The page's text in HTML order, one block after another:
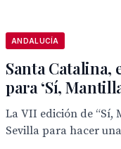
ANDALUCÍA
Santa Catalina,
para ‘Sí,
La VII edición de “Sí,
Sevilla para hacer